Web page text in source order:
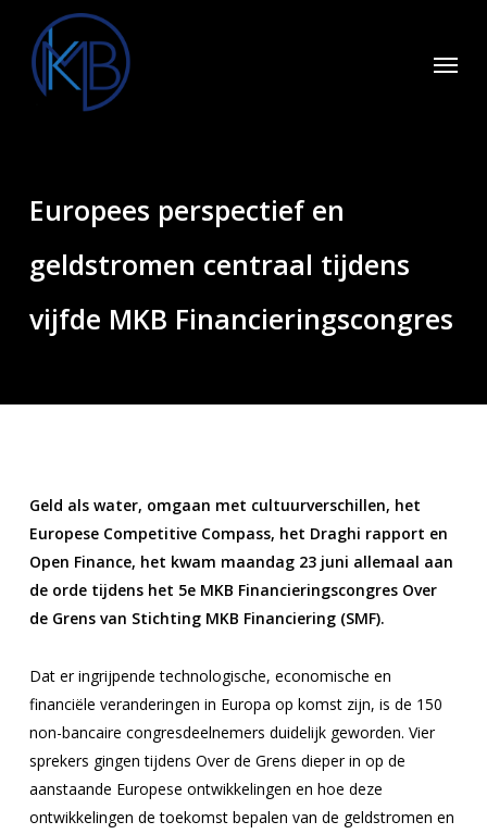
main
content
Menu
Europees perspectief en
geldstromen centraal tijdens
vijfde MKB Financieringscongres
Geld als water, omgaan met cultuurverschillen, het
Europese Competitive Compass, het Draghi rapport en
Open Finance, het kwam maandag 23 juni allemaal aan
de orde tijdens het 5e MKB Financieringscongres Over
de Grens van Stichting MKB Financiering (SMF).
Dat er ingrijpende technologische, economische en
financiële veranderingen in Europa op komst zijn, is de 150
non-bancaire congresdeelnemers duidelijk geworden. Vier
sprekers gingen tijdens Over de Grens dieper in op de
aanstaande Europese ontwikkelingen en hoe deze
ontwikkelingen de toekomst bepalen van de geldstromen en